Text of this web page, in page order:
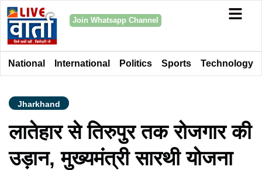
Join Whatsapp Channel
National International Politics Sports Technology
Jharkhand
लातेहार से तिरुपुर तक रोजगार की
उड़ान, मुख्यमंत्री सारथी योजना